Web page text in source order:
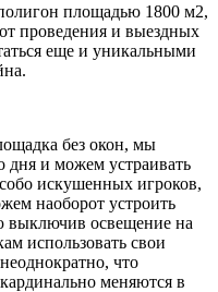
площадью 1800 м2,
проведения и выездных
еще и уникальными
без окон, мы
дня и можем устраивать
искушенных игроков,
наоборот устроить
выключив освещение на
использовать свои
что
меняются в